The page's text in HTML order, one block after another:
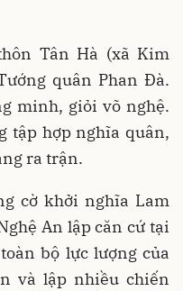
Tân Hà (xã Kim
quân Phan Đà.
minh, giỏi võ nghệ.
tập hợp nghĩa quân,
ra trận.
cờ khởi nghĩa Lam
An lập căn cứ tại
bộ lực lượng của
và lập nhiều chiến